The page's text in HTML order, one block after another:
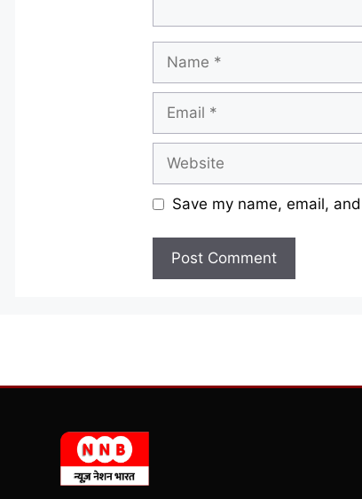
Save my name, email,